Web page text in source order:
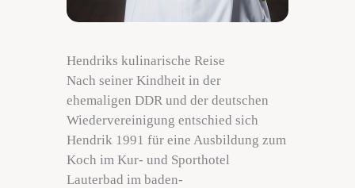
Hendriks kulinarische Reise
Nach seiner Kindheit in der
ehemaligen DDR und der deutschen
Wiedervereinigung entschied sich
Hendrik 1991 für eine Ausbildung zum
Koch im Kur- und Sporthotel
Lauterbad im baden-